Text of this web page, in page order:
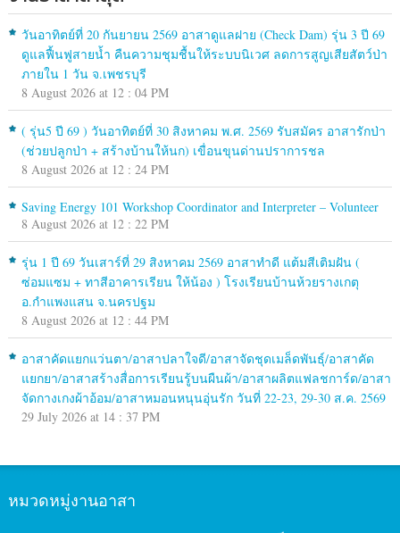
วันอาทิตย์ที่ 20 กันยายน 2569 อาสาดูแลฝาย (Check Dam) รุ่น 3 ปี 69
ดูแลฟื้นฟูสายน้ำ คืนความชุมชื้นให้ระบบนิเวศ ลดการสูญเสียสัตว์ป่า
ภายใน 1 วัน จ.เพชรบุรี
8 August 2026 at 12 : 04 PM
( รุ่น5 ปี 69 ) วันอาทิตย์ที่ 30 สิงหาคม พ.ศ. 2569 รับสมัคร อาสารักป่า
(ช่วยปลูกป่า + สร้างบ้านให้นก) เขื่อนขุนด่านปราการชล
8 August 2026 at 12 : 24 PM
Saving Energy 101 Workshop Coordinator and Interpreter – Volunteer
8 August 2026 at 12 : 22 PM
รุ่น 1 ปี 69 วันเสาร์ที่ 29 สิงหาคม 2569 อาสาทำดี แต้มสีเติมฝัน (
ซ่อมแซม + ทาสีอาคารเรียน ให้น้อง ) โรงเรียนบ้านห้วยรางเกตุ
อ.กำแพงแสน จ.นครปฐม
8 August 2026 at 12 : 44 PM
อาสาคัดแยกแว่นตา/อาสาปลาใจดี/อาสาจัดชุดเมล็ดพันธุ์/อาสาคัด
แยกยา/อาสาสร้างสื่อการเรียนรู้บนผืนผ้า/อาสาผลิตแฟลชการ์ด/อาสา
จัดกางเกงผ้าอ้อม/อาสาหมอนหนุนอุ่นรัก วันที่ 22-23, 29-30 ส.ค. 2569
29 July 2026 at 14 : 37 PM
หมวดหมู่งานอาสา